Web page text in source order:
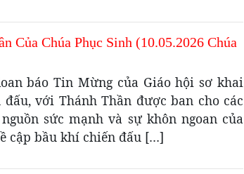
Của Chúa Phục Sinh (10.05.2026 Chúa
báo Tin Mừng của Giáo hội sơ khai
với Thánh Thần được ban cho các
sức mạnh và sự khôn ngoan của
cập bầu khí chiến đấu […]